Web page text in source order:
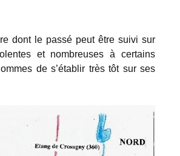
dont le passé peut être suivi sur
et nombreuses à certains
de s’établir très tôt sur ses